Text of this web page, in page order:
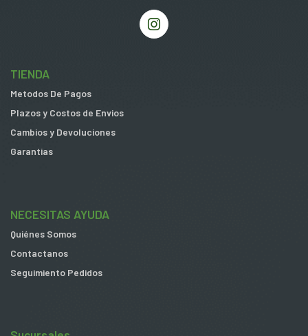
TIENDA
Metodos De Pagos
Plazos y Costos de Envios
Cambios y Devoluciones
Garantias
NECESITAS AYUDA
Quiénes Somos
Contactanos
Seguimiento Pedidos